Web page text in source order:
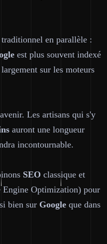
traditionnel en parallèle :
est plus souvent indexé
sur les moteurs
Les artisans qui s'y
auront une longueur
incontournable.
SEO classique et
Optimization) pour
bien sur Google que dans